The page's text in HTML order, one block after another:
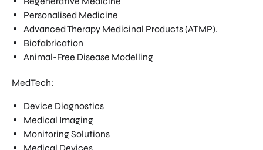
Personalised Medicine
Advanced Therapy Medicinal Products (ATMP).
Biofabrication
Animal-Free Disease Modelling
MedTech:
Device Diagnostics
Medical Imaging
Monitoring Solutions